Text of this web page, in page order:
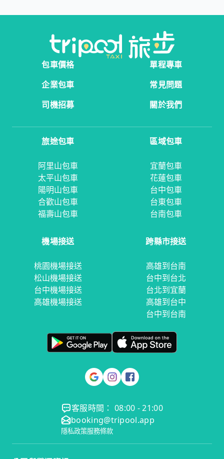
包車價格
單程專車
企業包車
常見問題
司機招募
關於我們
旅途包車
阿里山包車
太平山包車
陽明山包車
合歡山包車
福壽山包車
區域包車
宜蘭包車
花蓮包車
台中包車
台東包車
台南包車
機場接送
桃園機場接送
松山機場接送
台中機場接送
高雄機場接送
跨縣市接送
高雄到台南
台中到台北
台北到宜蘭
高雄到台中
台中到台南
客服時間： 08:00 - 21:00
booking@tripool.app
隱私政策服務條款